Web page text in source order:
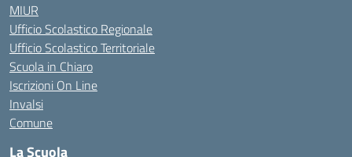
MIUR
Ufficio Scolastico Regionale
Ufficio Scolastico Territoriale
Scuola in Chiaro
Iscrizioni On Line
Invalsi
Comune
La Scuola